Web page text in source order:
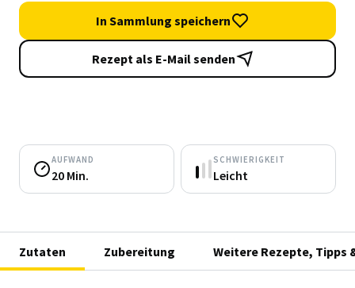
In Sammlung speichern
Rezept als E-Mail senden
AUFWAND
20 Min.
SCHWIERIGKEIT
Leicht
Zutaten Zubereitung Weitere Rezepte, Tipps